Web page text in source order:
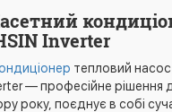
Inverter
тепловий
— професійне рішення
року, поєднує в собі